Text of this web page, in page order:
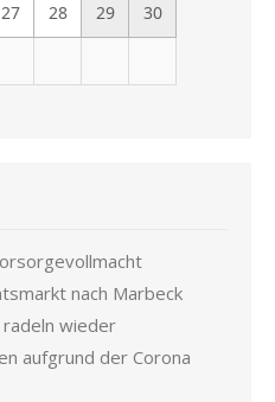
27 28 29 30
nach Marbeck
wieder
aufgrund der Corona